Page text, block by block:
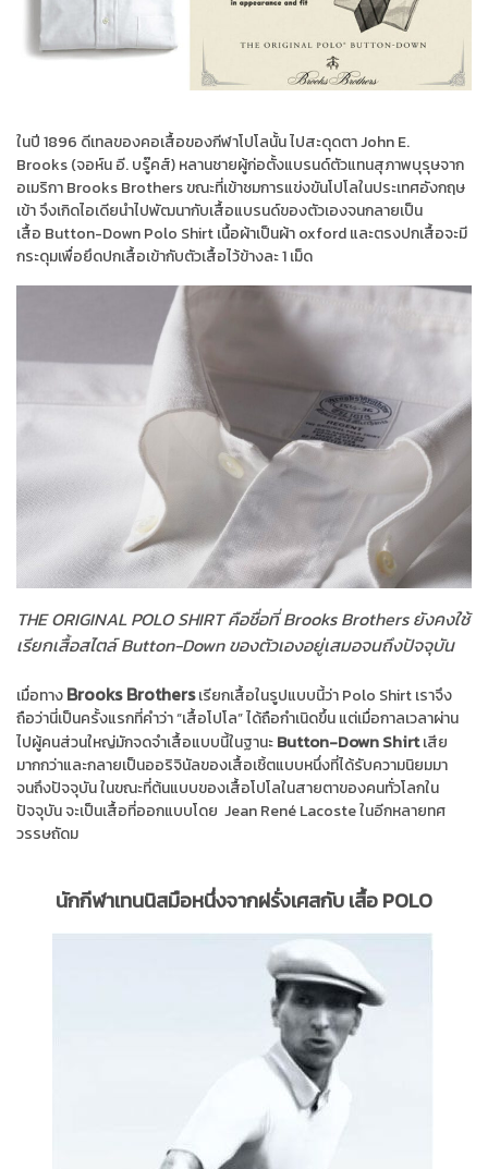
ในปี 1896 ดีเทลของคอเสื้อของกีฬาโปโลนั้น ไปสะดุดตา John E.
Brooks (จอห์น อี. บรู๊คส์) หลานชายผู้ก่อตั้งแบรนด์ตัวแทนสุภาพบุรุษจาก
อเมริกา Brooks Brothers ขณะที่เข้าชมการแข่งขันโปโลในประเทศอังกฤษ
เข้า จึงเกิดไอเดียนำไปพัฒนากับเสื้อแบรนด์ของตัวเองจนกลายเป็น
เสื้อ Button-Down Polo Shirt เนื้อผ้าเป็นผ้า oxford และตรงปกเสื้อจะมี
กระดุมเพื่อยึดปกเสื้อเข้ากับตัวเสื้อไว้ข้างละ 1 เม็ด
THE ORIGINAL POLO SHIRT คือชื่อที่ Brooks Brothers ยังคงใช้
เรียกเสื้อสไตล์ Button-Down ของตัวเองอยู่เสมอจนถึงปัจจุบัน
เมื่อทางBrooks Brothersเรียกเสื้อในรูปแบบนี้ว่า Polo Shirt เราจึง
ถือว่านี่เป็นครั้งแรกที่คำว่า “เสื้อโปโล” ได้ถือกำเนิดขึ้น แต่เมื่อกาลเวลาผ่าน
ไปผู้คนส่วนใหญ่มักจดจำเสื้อแบบนี้ในฐานะButton-Down Shirtเสีย
มากกว่าและกลายเป็นออริจินัลของเสื้อเชิ้ตแบบหนึ่งที่ได้รับความนิยมมา
จนถึงปัจจุบัน ในขณะที่ต้นแบบของเสื้อโปโลในสายตาของคนทั่วโลกใน
ปัจจุบัน จะเป็นเสื้อที่ออกแบบโดย Jean René Lacoste ในอีกหลายทศ
วรรษถัดม
นักกีฬาเทนนิสมือหนึ่งจากฝรั่งเศสกับ เสื้อ POLO